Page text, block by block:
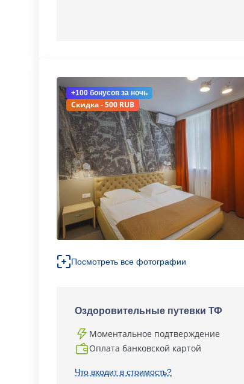
+100 бонусов за ночь
Скидка - 500 RUB
Посмотреть все фотографии
Оздоровительные путевки ТФ
Моментальное подтверждение
Оплата банковской картой
Что входит в стоимость?